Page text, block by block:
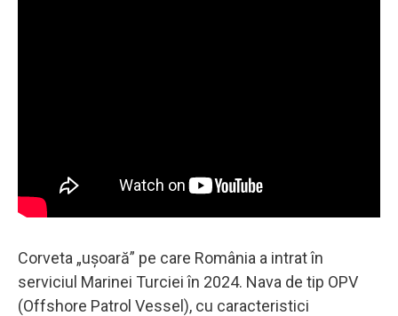
Corveta „ușoară” pe care România a intrat în
serviciul Marinei Turciei în 2024. Nava de tip OPV
(Offshore Patrol Vessel), cu caracteristici